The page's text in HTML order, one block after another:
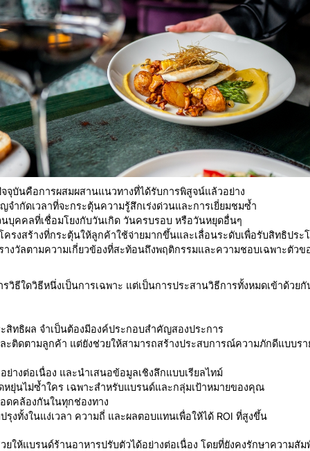
จุบันคือการผสมผสานแนวทางที่ได้รับการพิสูจน์แล้วอย่าง
ำกัดเวลาที่จะกระตุ้นความรู้สึกเร่งด่วนและการเยี่ยมชมซ้ำ
คคลที่เชื่อมโยงกับวันเกิด วันครบรอบ หรือวันหยุดอื่นๆ
รงสร้างที่กระตุ้นให้ลูกค้าใช้จ่ายมากขึ้นและเลื่อนระดับเพื่อรับสิทธิประ
งวัลตามความเกี่ยวข้องที่สะท้อนถึงพฤติกรรมและความชอบเฉพาะตัว
วิธีใดวิธีหนึ่งเป็นการเฉพาะ แต่เป็นการประสานวิธีการทั้งหมดเข้าด้วย
สิทธิผล จำเป็นต้องมีองค์ประกอบสำคัญสองประการ
ะติดตามลูกค้า แต่ยังช่วยให้สามารถสร้างประสบการณ์ความภักดีแบบร
างต่อเนื่อง และนำเสนอข้อมูลเชิงลึกแบบเรียลไทม์
หยุ่นไม่ซ้ำใคร เฉพาะสำหรับแบรนด์และกลุ่มเป้าหมายของคุณ
ดคล้องกันในทุกช่องทาง
งทั้งในแง่เวลา ความถี่ และผลตอบแทนเพื่อให้ได้ ROI ที่สูงขึ้น
ยให้แบรนด์ร้านอาหารปรับตัวได้อย่างต่อเนื่อง โดยที่ยังคงรักษาความ